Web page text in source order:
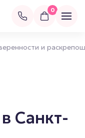
0
и
Санкт-